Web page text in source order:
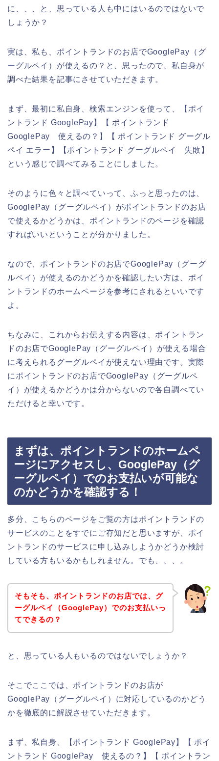
に、、、と、思っている人も中にはいるのではないで
しょうか？
実は、私も、ポイントランドのお店でGooglePay（グ
ーグルペイ）が使えるの？と、思ったので、私自身が
調べた結果を記事にさせていただきます。
まず、最初に私自身、検索エンジンを使って、【ポイ
ントランド GooglePay】【 ポイントランド
GooglePay 使えるの？】【 ポイントランド グーグル
ペイ エラー】【ポイントランド グーグルペイ 失敗】
という感じで調べてみることにしました。
そのように色々と調べていって、ふっと思ったのは、
GooglePay（グーグルペイ）がポイントランドのお店
で使えるかどうかは、ポイントランドのページを確認
すればいいということが分かりました。
なので、ポイントランドのお店でGooglePay（グーグ
ルペイ）が使えるのかどうかを確認したい方は、ポイ
ントランドのホームページを参考にされるといいです
よ。
ちなみに、これからお伝えする内容は、ポイントラン
ドのお店でGooglePay（グーグルペイ）が使える場合
に考えられるグーグルペイが使えない理由です。実際
にポイントランドのお店でGooglePay（グーグルペ
イ）が使えるかどうかは分からないので各自調べてい
ただけると幸いです。
まずは、ポイントランドのホームペ
ージにアクセスし、GooglePay（グ
ーグルペイ）でのお支払いが可能な
のかどうかを確認する！
多分、こちらのページをご覧の方はポイントランドの
サービスのことをすでにご存知だと思いますが、ポイ
ントランドのサービスに申し込みしようかどうか検討
している方もいるかもしれません。でも、、、。
そもそも、ポイントランドのお店では、グ
ーグルペイ（GooglePay）でのお支払いっ
てできるの？
と、思っている人もいるのではないでしょうか？
そこでここでは、ポイントランドのお店が
GooglePay（グーグルペイ）に対応しているのかどう
かを徹底的に解説させていただきます。
まず、私自身、【ポイントランド GooglePay】【 ポイ
ントランド GooglePay 使えるの？】【 ポイントラン